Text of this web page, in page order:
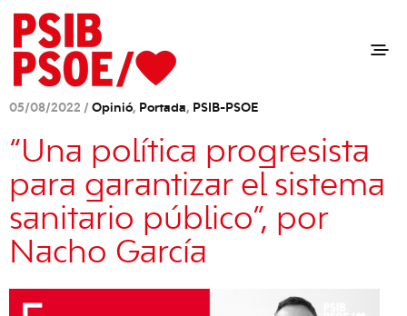
05/08/2022 / Opinió, Portada, PSIB-PSOE
“Una política progresista
para garantizar el sistema
sanitario público”, por
Nacho García